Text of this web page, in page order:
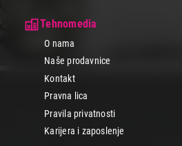
Tehnomedia
O nama
Naše prodavnice
Kontakt
Pravna lica
Pravila privatnosti
Karijera i zaposlenje